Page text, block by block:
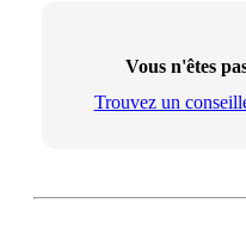
Vous n'êtes
Trouvez un